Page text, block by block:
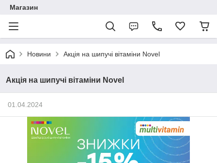
Магазин
Новини Акція на шипучі вітаміни Novel
Акція на шипучі вітаміни Novel
01.04.2024